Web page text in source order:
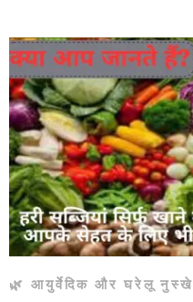
🌿 आयुर्वेदिक और घरेलू नुस्खे